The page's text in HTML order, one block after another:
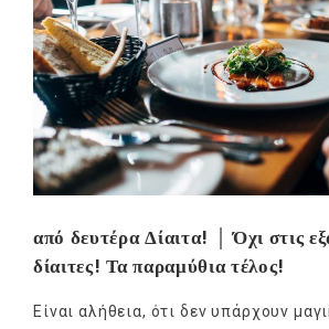
από δευτέρα Δίαιτα! │ Όχι στις
δίαιτες! Τα παραμύθια τέλος!
Είναι αλήθεια, ότι δεν υπάρχουν